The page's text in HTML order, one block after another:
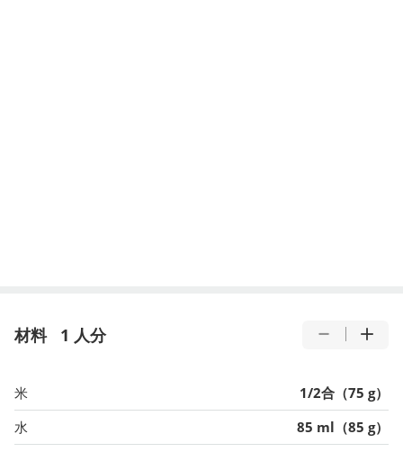
材料 1 人分
米
1/2合（75 g）
水
85 ml（85 g）